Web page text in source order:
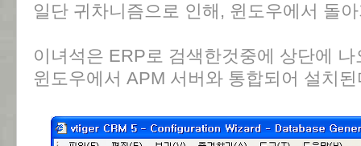
일단 귀차니즘으로 인해, 윈도우에서 돌
이녀석은 ERP로 검색한것중에 상단에
윈도우에서 APM 서버와 통합되어 설치